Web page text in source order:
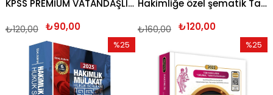
KPSS PREMİUM VATANDAŞLIK ÇÖZÜMLÜ SORU BANKASI 2024
₺90,00
₺120,00
Hakimliğe özel şematik Tarih 2024
₺120,00
₺160,00
%25
İndirim
%25İndirim
%25
İndirim